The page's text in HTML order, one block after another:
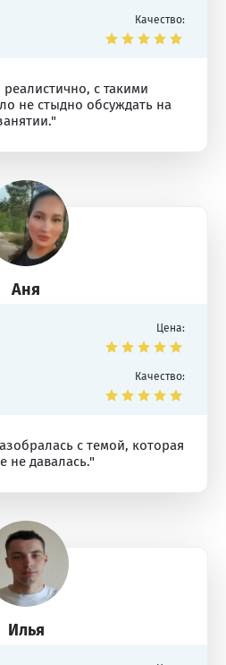
Качество:
с такими
не стыдно обсуждать на
Аня
Цена:
Качество:
с темой, которая
не давалась."
Илья